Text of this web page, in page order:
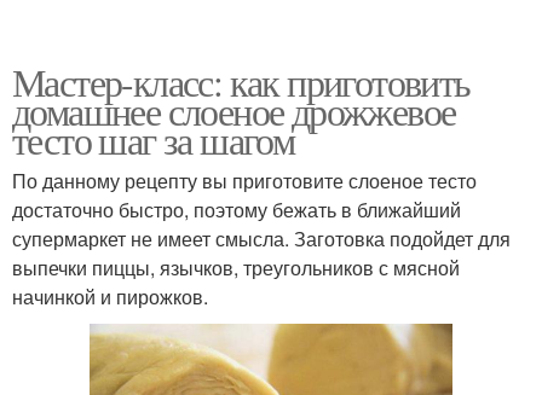
Мастер-класс: как приготовить
домашнее слоеное дрожжевое
тесто шаг за шагом
По данному рецепту вы приготовите слоеное тесто
достаточно быстро, поэтому бежать в ближайший
супермаркет не имеет смысла. Заготовка подойдет для
выпечки пиццы, язычков, треугольников с мясной
начинкой и пирожков.